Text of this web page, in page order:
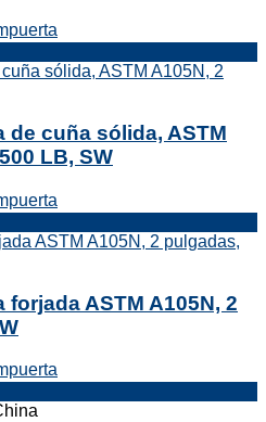
de cuña sólida, ASTM
LB, SW
ASTM A105N, 2